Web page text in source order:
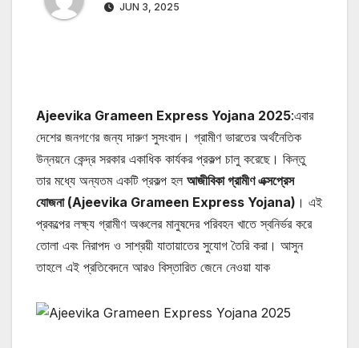
JUN 3, 2025
Ajeevika Grameen Express Yojana 2025:এবার
দেশের জনগণের জন্য দারুণ সুসংবাদ। গ্রামীণ ভারতের অর্থনৈতিক
উন্নয়নে কেন্দ্র সরকার একাধিক কার্যকর প্রকল্প চালু করেছে। কিন্তু
তার মধ্যে অন্যতম একটি প্রকল্প হল আজীবিকা গ্রামীণ এক্সপ্রেস
যোজনা (Ajeevika Grameen Express Yojana) । এই
প্রকল্পের লক্ষ্য গ্রামীণ অঞ্চলের মানুষদের পরিবহন খাতে স্বনির্ভর করে
তোলা এবং নিরাপদ ও সাশ্রয়ী যাতায়াতের সুযোগ তৈরি করা। আসুন
তাহলে এই প্রতিবেদনে আরও বিস্তারিত জেনে নেওয়া যাক